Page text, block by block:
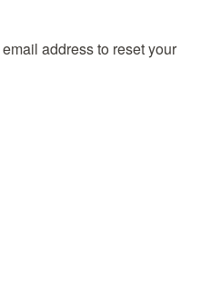
address to reset your